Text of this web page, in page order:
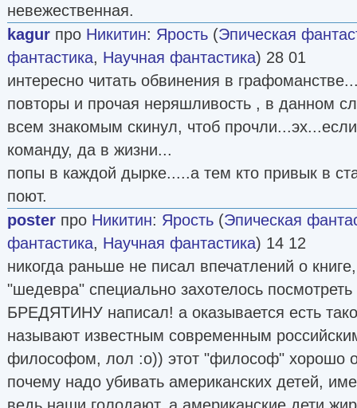
невежественная.
kagur про Никитин: Ярость (Эпическая
фантастика, Научная фантастика) 28 01
интересно читать обвинения в
повторы и прочая неряшливость , в данном
всем знакомым скинул, чтоб
команду, да в жизни...
попы в каждой дырке.....а тем кто привык в
поют.
poster про Никитин: Ярость (Эпическая
фантастика, Научная фантастика) 14 12
никогда раньше не писал впечатлений о
"шедевра" специально захотелось
БРЕДЯТИНУ написал! а оказывается есть
называют известным современным
философом, лол :о)) этот "философ" хорошо
почему надо убивать американских детей,